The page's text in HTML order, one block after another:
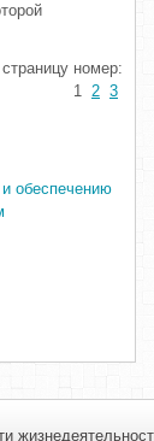
номер:
1 2 3
обеспечению